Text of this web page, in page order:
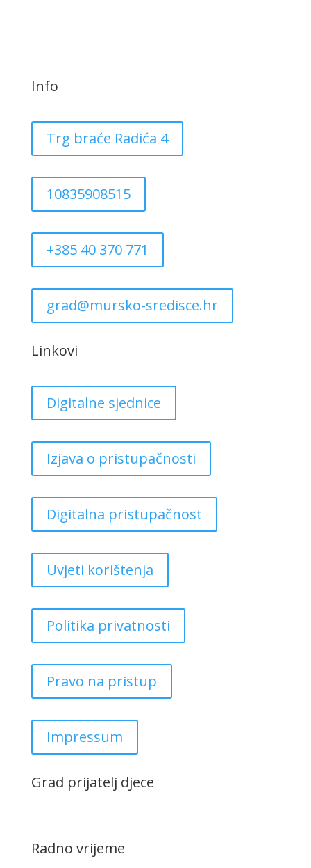
Info
Trg braće Radića 4
10835908515
+385 40 370 771
grad@mursko-sredisce.hr
Linkovi
Digitalne sjednice
Izjava o pristupačnosti
Digitalna pristupačnost
Uvjeti korištenja
Politika privatnosti
Pravo na pristup
Impressum
Grad prijatelj djece
Radno vrijeme